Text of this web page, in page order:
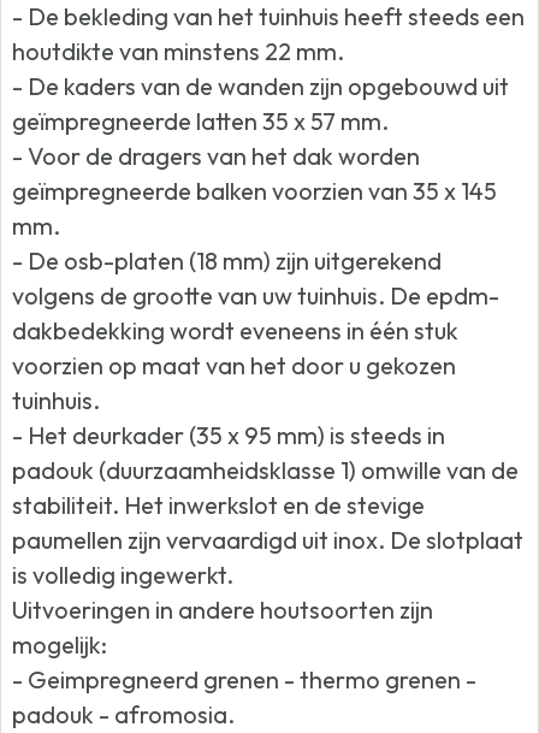
- De bekleding van het tuinhuis heeft steeds een
houtdikte van minstens 22 mm.
- De kaders van de wanden zijn opgebouwd uit
geïmpregneerde latten 35 x 57 mm.
- Voor de dragers van het dak worden
geïmpregneerde balken voorzien van 35 x 145
mm.
- De osb-platen (18 mm) zijn uitgerekend
volgens de grootte van uw tuinhuis. De epdm-
dakbedekking wordt eveneens in één stuk
voorzien op maat van het door u gekozen
tuinhuis.
- Het deurkader (35 x 95 mm) is steeds in
padouk (duurzaamheidsklasse 1) omwille van de
stabiliteit. Het inwerkslot en de stevige
paumellen zijn vervaardigd uit inox. De slotplaat
is volledig ingewerkt.
Uitvoeringen in andere houtsoorten zijn
mogelijk:
- Geimpregneerd grenen - thermo grenen -
padouk - afromosia.